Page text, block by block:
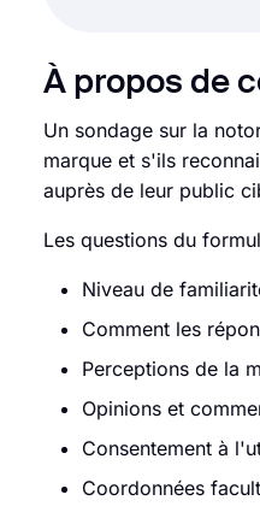
À propos de
Un sondage sur la
marque et s'ils
auprès de leur public
Les questions du
Niveau de
Comment les
Perceptions de la
Opinions et
Consentement à
Coordonnées